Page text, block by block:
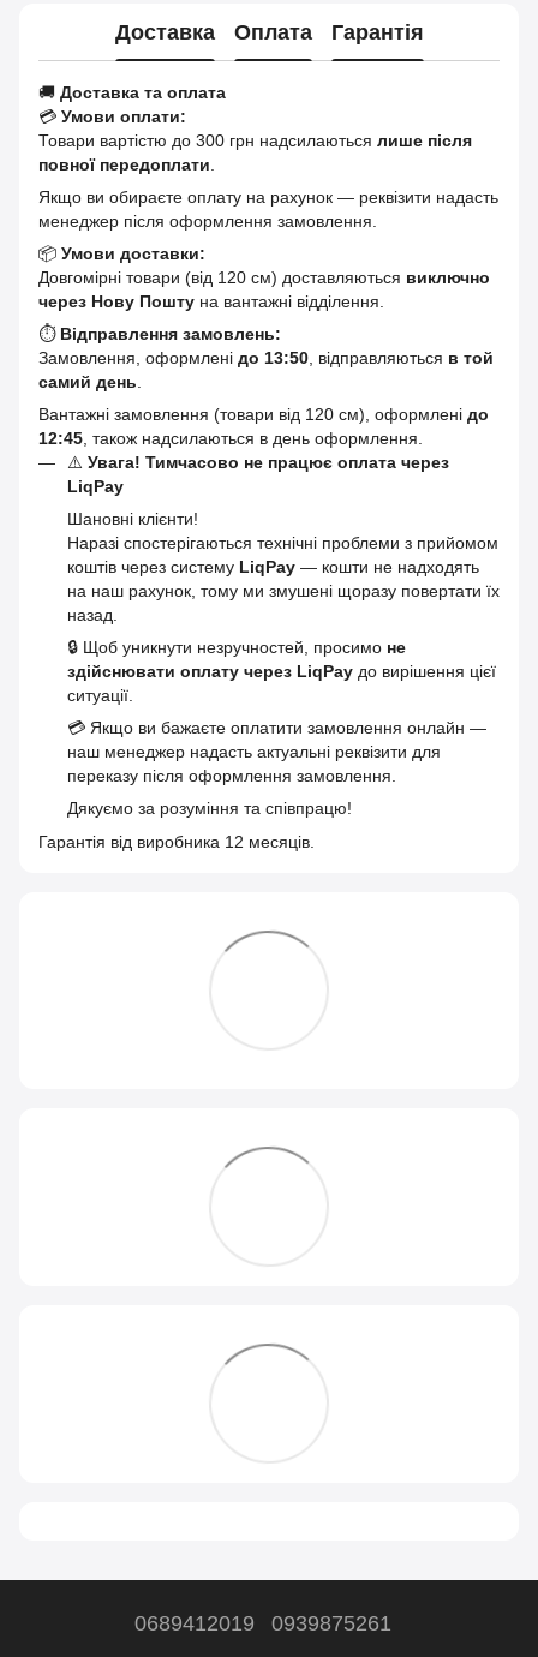
Доставка Оплата Гарантія
🚚 Доставка та оплата
💳 Умови оплати:
Товари вартістю до 300 грн надсилаються лише після
повної передоплати
Якщо ви обираєте оплату на рахунок — реквізити надасть
менеджер після оформлення замовлення.
📦 Умови доставки:
Довгомірні товари (від 120 см) доставляються виключно
через Нову Пошту на вантажні відділення.
⏱ Відправлення замовлень:
Замовлення, оформлені до 13:50 , відправляються в той
самий день
Вантажні замовлення (товари від 120 см), оформлені до
12:45 , також надсилаються в день оформлення.
⚠️ Увага! Тимчасово не працює оплата через
LiqPay
Шановні клієнти!
Наразі спостерігаються технічні проблеми з прийомом
коштів через систему LiqPay — кошти не надходять
на наш рахунок, тому ми змушені щоразу повертати їх
назад.
🔒 Щоб уникнути незручностей, просимо не
здійснювати оплату через LiqPay до вирішення цієї
ситуації.
💳 Якщо ви бажаєте оплатити замовлення онлайн —
наш менеджер надасть актуальні реквізити для
переказу після оформлення замовлення.
Дякуємо за розуміння та співпрацю!
Гарантія від виробника 12 месяців.
0689412019 0939875261